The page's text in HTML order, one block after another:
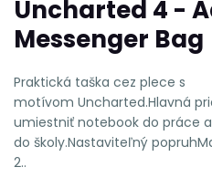
Uncharted 4 -
Messenger Bag
Praktická taška cez plece s
motívom Uncharted.Hlavná
umiestniť notebook do práce
do školy.Nastaviteľný
2..